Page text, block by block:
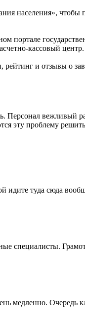
населения»,
портале
кассовый центр.
и отзывы о
Персонал вежливый
эту проблему
идите туда сюда
специалисты.
медленно. Очередь